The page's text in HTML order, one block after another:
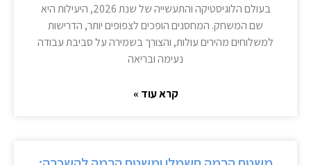
בעולם הלוגיסטיקה והתעשייה של שנת 2026, היעילות היא
שם המשחק. המחסנים הופכים לצפופים יותר, הדרישות
למשלוחים מהירים עולות, והצורך בשמירה על סביבת עבודה
נעימה ובריאה
קרא עוד »